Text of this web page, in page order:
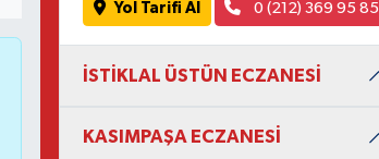
Yol Tarifi Al 0 (212) 369 95 85
İSTİKLAL ÜSTÜN ECZANESİ
KASIMPAŞA ECZANESİ